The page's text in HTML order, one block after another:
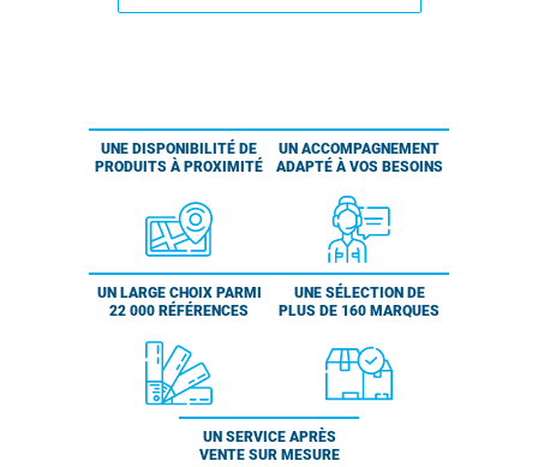
UNE DISPONIBILITÉ DE
PRODUITS À PROXIMITÉ
UN ACCOMPAGNEMENT
ADAPTÉ À VOS BESOINS
UN LARGE CHOIX PARMI
22 000 RÉFÉRENCES
UNE SÉLECTION DE
PLUS DE 160 MARQUES
UN SERVICE APRÈS
VENTE SUR MESURE